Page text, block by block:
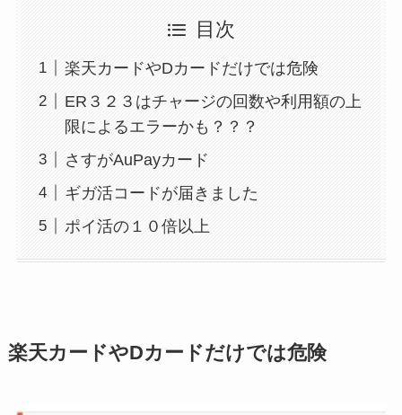
目次
楽天カードやDカードだけでは危険
ER３２３はチャージの回数や利用額の上
限によるエラーかも？？？
さすがAuPayカード
ギガ活コードが届きました
ポイ活の１０倍以上
楽天カードやDカードだけでは危険